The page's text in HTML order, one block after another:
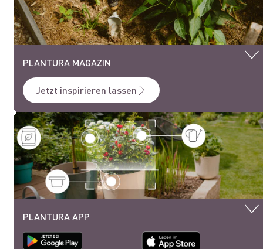
PLANTURA MAGAZIN
Jetzt inspirieren lassen
PLANTURA APP